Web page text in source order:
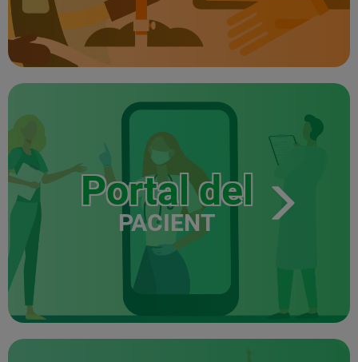
Portal del
PACIENT